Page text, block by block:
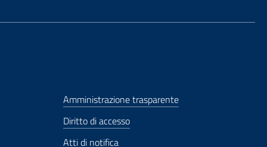
Amministrazione trasparente
Diritto di accesso
Atti di notifica